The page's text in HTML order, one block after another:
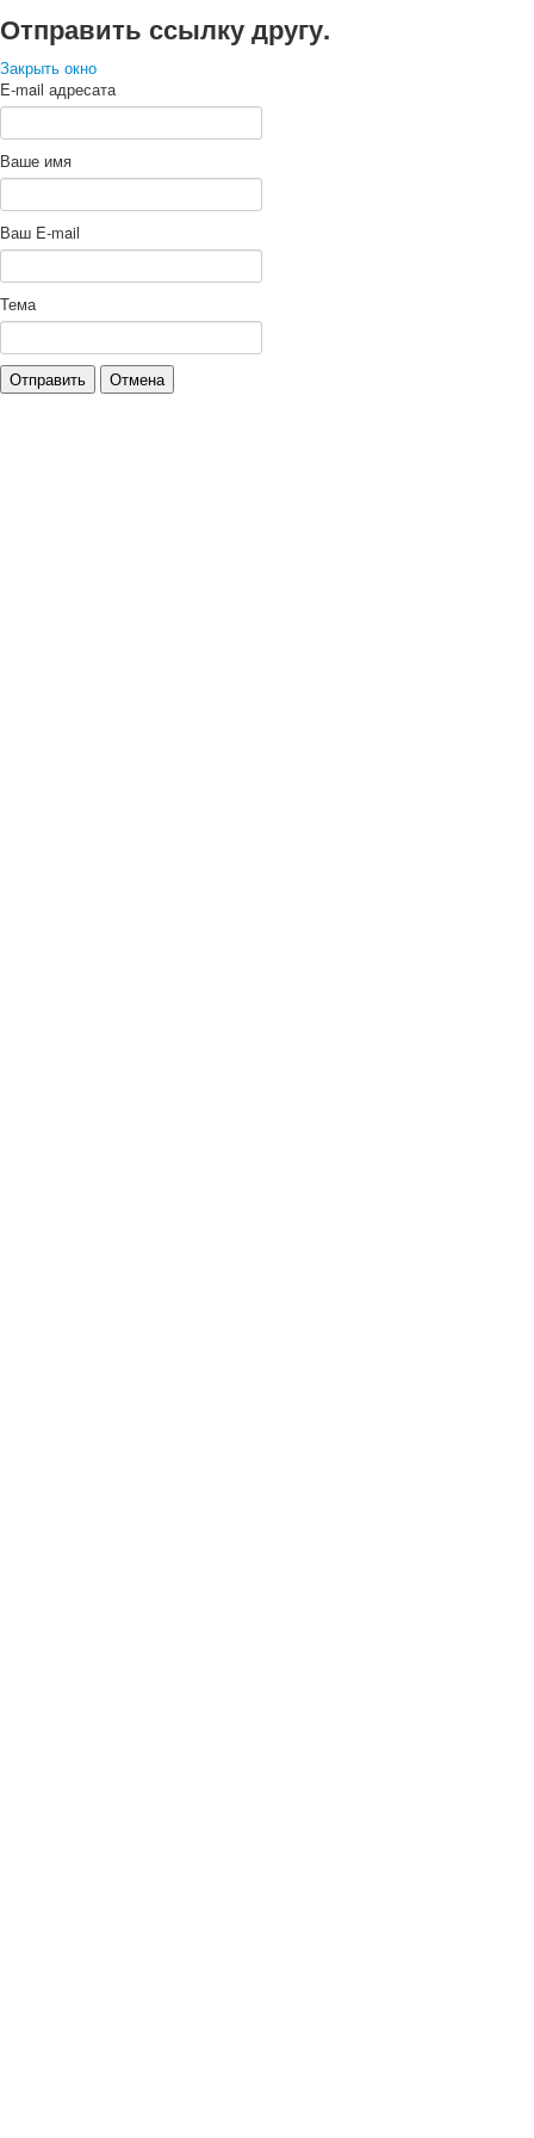
Отправить ссылку другу.
Закрыть окно
E-mail адресата
Ваше имя
Ваш E-mail
Тема
Отправить Отмена